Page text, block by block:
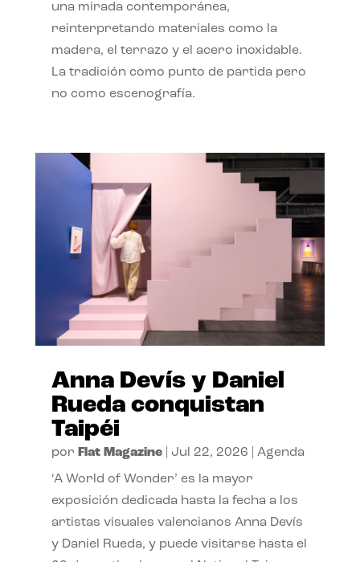
una mirada contemporánea,
reinterpretando materiales como la
madera, el terrazo y el acero inoxidable.
La tradición como punto de partida pero
no como escenografía.
Anna Devís y Daniel
Rueda conquistan
Taipéi
por Flat Magazine| Jul 22, 2026 Agenda
‘A World of Wonder’ es la mayor
exposición dedicada hasta la fecha a los
artistas visuales valencianos Anna Devís
y Daniel Rueda, y puede visitarse hasta el